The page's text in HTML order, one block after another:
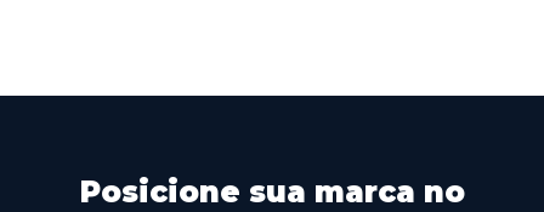
Posicione sua marca no